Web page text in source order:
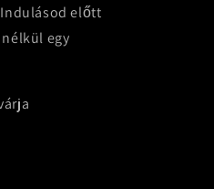
előtt
egy